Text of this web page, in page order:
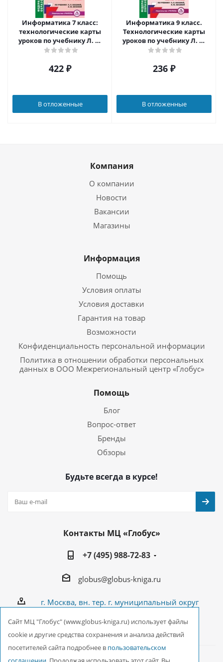
Информатика 7 класс:
технологические карты
уроков по учебнику Л. Л.
Босовой, А. Ю. Босовой
422 ₽
В отложенные
Информатика 9 класс.
Технологические карты
уроков по учебнику Л. Л.
Босовой, А. Ю. Босовой
236 ₽
В отложенные
Компания
О компании
Новости
Вакансии
Магазины
Информация
Помощь
Условия оплаты
Условия доставки
Гарантия на товар
Возможности
Конфиденциальность персональной информации
Политика в отношении обработки персональных
данных в ООО Межрегиональный центр «Глобус»
Помощь
Блог
Вопрос-ответ
Бренды
Обзоры
Будьте всегда в курсе!
Контакты МЦ «Глобус»
+7 (495) 988-72-83
globus@globus-kniga.ru
г. Москва, вн. тер. г. муниципальный округ
Cайт МЦ "Глобус" (www.globus-kniga.ru) использует файлы
cookie и другие средства сохранения и анализа действий
посетителей сайта подробнее в пользовательском